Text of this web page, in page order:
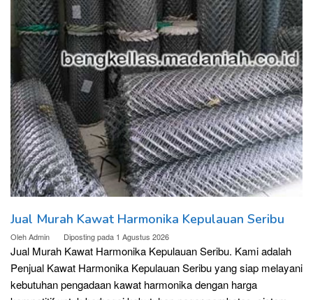
Jual Murah Kawat Harmonika Kepulauan Seribu
OlehAdmin Diposting pada 1 Agustus 2026
Jual Murah Kawat Harmonika Kepulauan Seribu. Kami adalah
Penjual Kawat Harmonika Kepulauan Seribu yang siap melayani
kebutuhan pengadaan kawat harmonika dengan harga